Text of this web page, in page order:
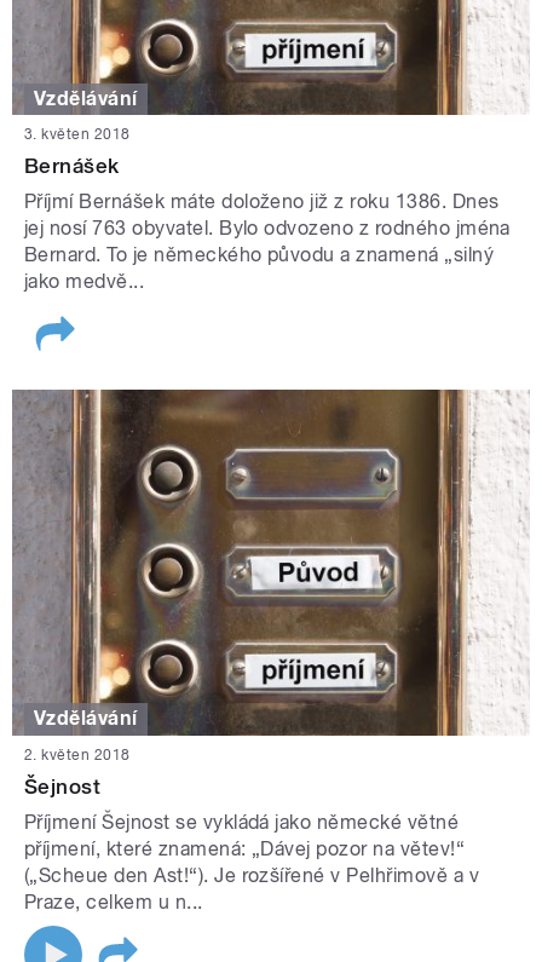
Vzdělávání
3. květen 2018
Bernášek
Příjmí Bernášek máte doloženo již z roku 1386. Dnes
jej nosí 763 obyvatel. Bylo odvozeno z rodného jména
Bernard. To je německého původu a znamená „silný
jako medvě...
Vzdělávání
2. květen 2018
Šejnost
Příjmení Šejnost se vykládá jako německé větné
příjmení, které znamená: „Dávej pozor na větev!“
(„Scheue den Ast!“). Je rozšířené v Pelhřimově a v
Praze, celkem u n...